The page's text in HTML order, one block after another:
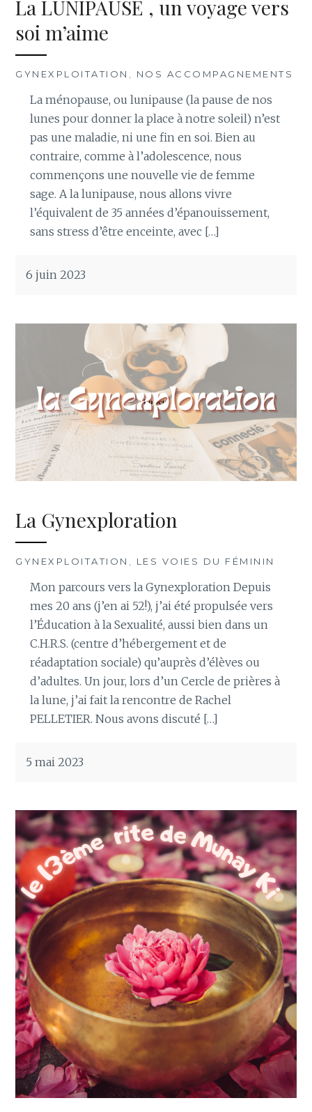
La LUNIPAUSE , un voyage vers
soi m’aime
GYNEXPLOITATION , NOS ACCOMPAGNEMENTS
La ménopause, ou lunipause (la pause de nos
lunes pour donner la place à notre soleil) n’est
pas une maladie, ni une fin en soi. Bien au
contraire, comme à l’adolescence, nous
commençons une nouvelle vie de femme
sage. A la lunipause, nous allons vivre
l’équivalent de 35 années d’épanouissement,
sans stress d’être enceinte, avec […]
6 juin 2023
La Gynexploration
GYNEXPLOITATION LES VOIES DU FÉMININ
Mon parcours vers la Gynexploration Depuis
mes 20 ans (j’en ai 52!), j’ai été propulsée vers
l’Éducation à la Sexualité, aussi bien dans un
C.H.R.S. (centre d’hébergement et de
réadaptation sociale) qu’auprès d’élèves ou
d’adultes. Un jour, lors d’un Cercle de prières à
la lune, j’ai fait la rencontre de Rachel
PELLETIER. Nous avons discuté […]
5 mai 2023